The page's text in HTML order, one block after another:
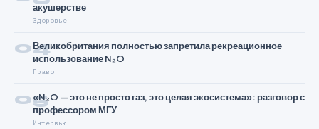
акушерстве
Здоровье
04Великобритания полностью запретила рекреационное
использование N₂O
Право
05«N₂O — это не просто газ, это целая экосистема»: разговор с
профессором МГУ
Интервью